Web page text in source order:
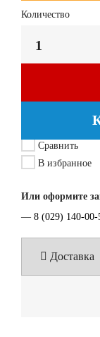
Количество
Сравнить
В избранное
Или оформите
— 8 (029) 140-00-
Доставка